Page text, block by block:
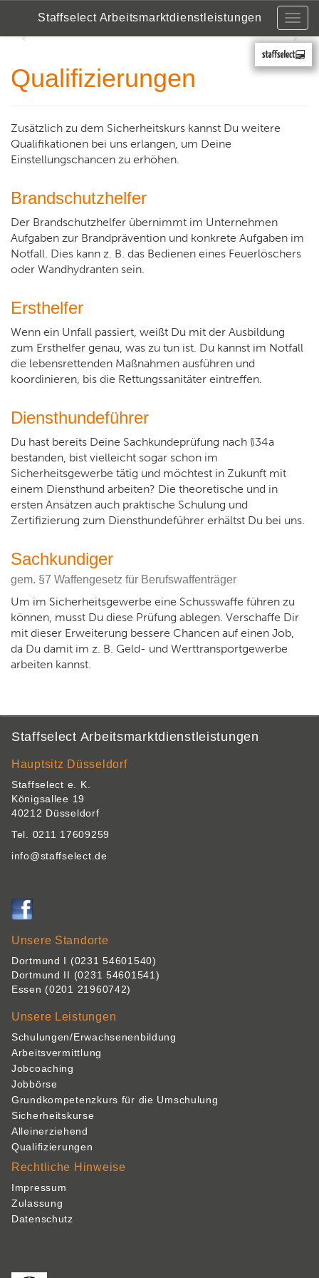
Staffselect Arbeitsmarktdienstleistungen
Previous
Qualifizierungen
Zusätzlich zu dem Sicherheitskurs kannst Du weitere
Qualifikationen bei uns erlangen, um Deine
Einstellungschancen zu erhöhen.
Brandschutzhelfer
Der Brandschutzhelfer übernimmt im Unternehmen
Aufgaben zur Brandprävention und konkrete Aufgaben im
Notfall. Dies kann z. B. das Bedienen eines Feuerlöschers
oder Wandhydranten sein.
Ersthelfer
Wenn ein Unfall passiert, weißt Du mit der Ausbildung
zum Ersthelfer genau, was zu tun ist. Du kannst im Notfall
die lebensrettenden Maßnahmen ausführen und
koordinieren, bis die Rettungssanitäter eintreffen.
Diensthundeführer
Du hast bereits Deine Sachkundeprüfung nach §34a
bestanden, bist vielleicht sogar schon im
Sicherheitsgewerbe tätig und möchtest in Zukunft mit
einem Diensthund arbeiten? Die theoretische und in
ersten Ansätzen auch praktische Schulung und
Zertifizierung zum Diensthundeführer erhältst Du bei uns.
Sachkundiger
gem. §7 Waffengesetz für Berufswaffenträger
Um im Sicherheitsgewerbe eine Schusswaffe führen zu
können, musst Du diese Prüfung ablegen. Verschaffe Dir
mit dieser Erweiterung bessere Chancen auf einen Job,
da Du damit im z. B. Geld- und Werttransportgewerbe
arbeiten kannst.
Staffselect Arbeitsmarktdienstleistungen
Hauptsitz Düsseldorf
Staffselect e. K.
Königsallee 19
40212 Düsseldorf
Tel. 0211 17609259
info@staffselect.de
Unsere Standorte
Dortmund I (0231 54601540)
Dortmund II (0231 54601541)
Essen (0201 21960742)
Unsere Leistungen
Schulungen/Erwachsenenbildung
Arbeitsvermittlung
Jobcoaching
Jobbörse
Grundkompetenzkurs für die Umschulung
Sicherheitskurse
Alleinerziehend
Qualifizierungen
Rechtliche Hinweise
Impressum
Zulassung
Datenschutz